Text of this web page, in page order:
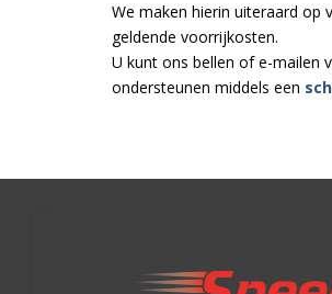
We maken hierin uiteraard op
geldende voorrijkosten.
U kunt ons bellen of e-mailen
ondersteunen middels een